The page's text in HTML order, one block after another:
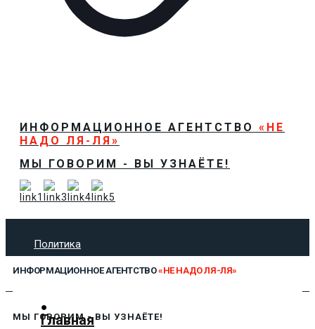
ИНФОРМАЦИОННОЕ АГЕНТСТВО «НЕ
НАДО ЛЯ-ЛЯ»
МЫ ГОВОРИМ - ВЫ УЗНАЁТЕ!
Политика
Технологии
ИНФОРМАЦИОННОЕ АГЕНТСТВО«НЕ НАДО ЛЯ-ЛЯ»
Главная
МЫ ГОВОРИМ - ВЫ УЗНАЁТЕ!